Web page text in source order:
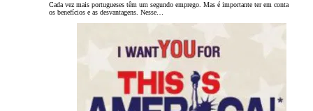
Cada vez mais portugueses têm um segundo emprego. Mas é importante ter em conta
os benefícios e as desvantagens. Nesse…